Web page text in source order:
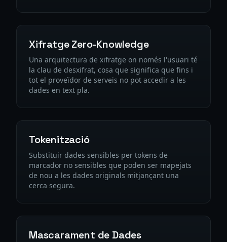
Xifratge Zero-Knowledge
Una arquitectura de xifratge on només l'usuari té
la clau de desxifrat, cosa que significa que fins i
tot el proveïdor de serveis no pot accedir a les
dades en text pla.
Tokenització
Substituir dades sensibles per tokens de
marcador no sensibles que poden ser mapejats
de nou a les dades originals mitjançant una
cerca segura.
Mascarament de Dades